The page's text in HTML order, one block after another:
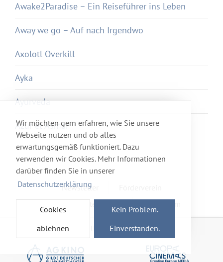
Wir möchten gern erfahren, wie Sie unsere
Webseite nutzen und ob alles
erwartungsgemäß funktioniert. Dazu
verwenden wir Cookies. Mehr Informationen
darüber finden Sie in unserer
Datenschutzerklärung
Cookies
ablehnen
Kein Problem.
Einverstanden.
Awake2Paradise – Ein Reiseführer ins Leben
Away we go – Auf nach Irgendwo
Axolotl Overkill
Ayka
Ayurveda
Azur et Asmar
Newsletter
Mitglied im Netzwerk